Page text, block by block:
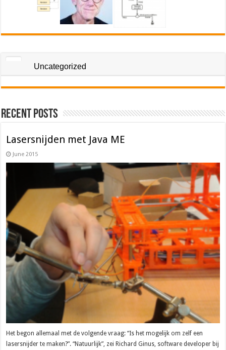
Uncategorized
Recent Posts
Lasersnijden met Java ME
June 2015
Het begon allemaal met de volgende vraag: “Is het mogelijk om zelf een
lasersnijder te maken?”. “Natuurlijk”, zei Richard Ginus, software developer bij